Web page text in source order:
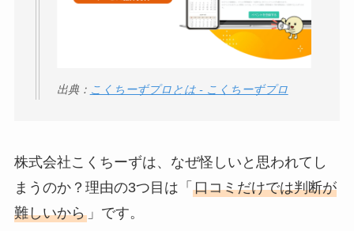
出典： こくちーずプロとは - こくちーずプロ
株式会社こくちーずは、なぜ怪しいと思われてし
まうのか？理由の3つ目は「 口コミだけでは判断が
難しいから」です。